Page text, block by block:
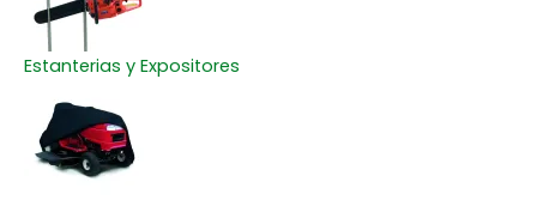
Estanterias y Expositores